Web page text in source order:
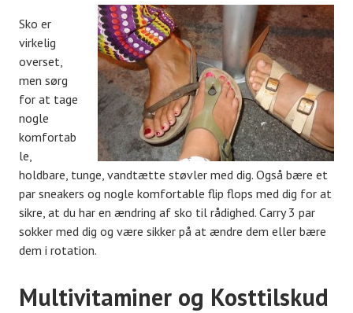
Sko er
virkelig
overset,
men sørg
for at tage
nogle
komfortab
le,
holdbare, tunge, vandtætte støvler med dig. Også bære et
par sneakers og nogle komfortable flip flops med dig for at
sikre, at du har en ændring af sko til rådighed. Carry 3 par
sokker med dig og være sikker på at ændre dem eller bære
dem i rotation.
Multivitaminer og Kosttilskud